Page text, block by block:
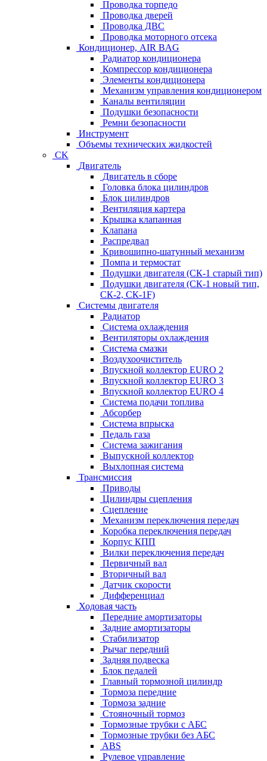
Проводка торпедо
Проводка дверей
Проводка ДВС
Проводка моторного отсека
Кондиционер, AIR BAG
Радиатор кондиционера
Компрессор кондиционера
Элементы кондиционера
Механизм управления кондиционером
Каналы вентиляции
Подушки безопасности
Ремни безопасности
Инструмент
Объемы технических жидкостей
CK
Двигатель
Двигатель в сборе
Головка блока цилиндров
Блок цилиндров
Вентиляция картера
Крышка клапанная
Клапана
Распредвал
Кривошипно-шатунный механизм
Помпа и термостат
Подушки двигателя (СК-1 старый тип)
Подушки двигателя (СК-1 новый тип,
СК-2, СК-1F)
Системы двигателя
Радиатор
Система охлаждения
Вентиляторы охлаждения
Система смазки
Воздухоочиститель
Впускной коллектор EURO 2
Впускной коллектор EURO 3
Впускной коллектор EURO 4
Система подачи топлива
Абсорбер
Система впрыска
Педаль газа
Система зажигания
Выпускной коллектор
Выхлопная система
Трансмиссия
Приводы
Цилиндры сцепления
Сцепление
Механизм переключения передач
Коробка переключения передач
Корпус КПП
Вилки переключения передач
Первичный вал
Вторичный вал
Датчик скорости
Дифференциал
Ходовая часть
Передние амортизаторы
Задние амортизаторы
Стабилизатор
Рычаг передний
Задняя подвеска
Блок педалей
Главный тормозной цилиндр
Тормоза передние
Тормоза задние
Стояночный тормоз
Тормозные трубки с АБС
Тормозные трубки без АБС
ABS
Рулевое управление